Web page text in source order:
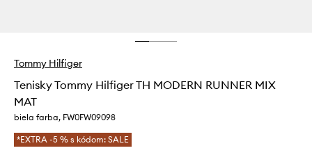
Tommy Hilfiger
Tenisky Tommy Hilfiger TH MODERN RUNNER MIX
MAT
biela farba, FW0FW09098
*EXTRA -5 % s kódom: SALE